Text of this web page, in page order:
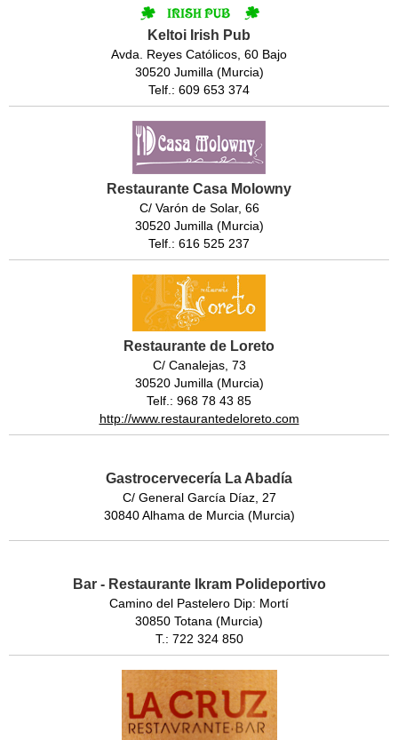
Keltoi Irish Pub
Avda. Reyes Católicos, 60 Bajo
30520 Jumilla (Murcia)
Telf.: 609 653 374
Restaurante Casa Molowny
C/ Varón de Solar, 66
30520 Jumilla (Murcia)
Telf.: 616 525 237
Restaurante de Loreto
C/ Canalejas, 73
30520 Jumilla (Murcia)
Telf.: 968 78 43 85
http://www.restaurantedeloreto.com
Gastrocervecería La Abadía
C/ General García Díaz, 27
30840 Alhama de Murcia (Murcia)
Bar - Restaurante Ikram Polideportivo
Camino del Pastelero Dip: Mortí
30850 Totana (Murcia)
T.: 722 324 850